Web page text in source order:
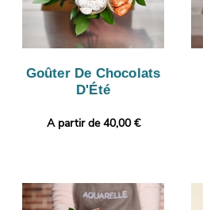
Goûter De Chocolats
D'Été
A partir de 40,00 €